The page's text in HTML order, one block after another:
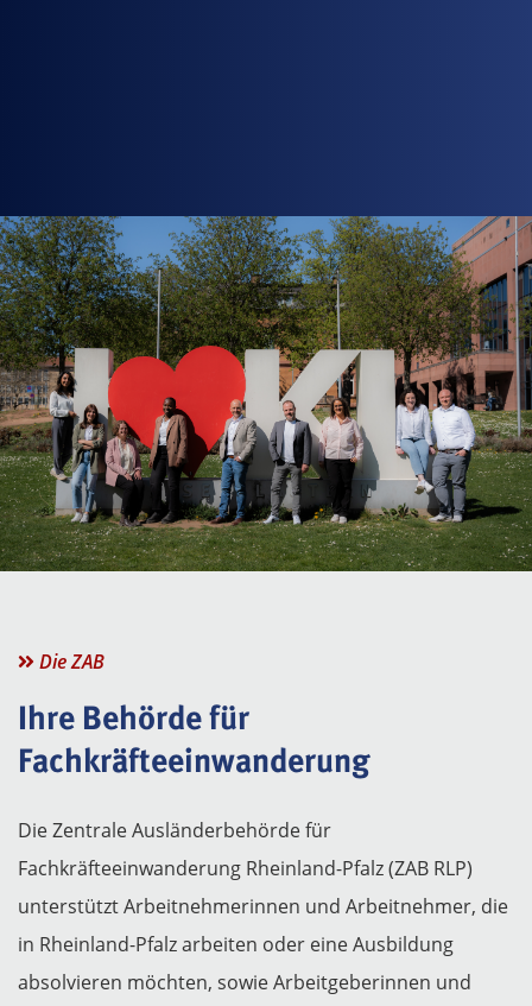
Die ZAB
Ihre Behörde für
Fachkräfteeinwanderung
Die Zentrale Ausländerbehörde für
Fachkräfteeinwanderung Rheinland-Pfalz (ZAB RLP)
unterstützt Arbeitnehmerinnen und Arbeitnehmer, die
in Rheinland-Pfalz arbeiten oder eine Ausbildung
absolvieren möchten, sowie Arbeitgeberinnen und